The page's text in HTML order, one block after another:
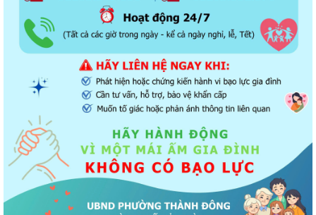
Khai thác tài liệu số và Chatbox AI trợi giúp pháp luật
Đẩy mạnh tuyên truyền thực hiện Chương trình hành động của Thành
ủy về xây dựng và hoàn thiện nhà...
Tăng cường các giải pháp đấu tranh, ngăn chặn và xử lý hành vi xâm
phạm quyền sở hữu trí tuệ trên...
Ủy ban nhân dân phường Thành Đông thông báo về việc chấm dứt
hoạt động kinh doanh tại Chợ tạm Chi...
Đảng ủy phường Thành Đông đẩy mạnh tuyên truyền, thực hiện Nghị
quyết số 27-NQ/TW về xây dựng và...
Phường Thành Đông tăng cương phân loại chất thải rắn sinh hoạt tại